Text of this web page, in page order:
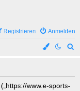
Anmelden
Registrieren
www.e-sports-